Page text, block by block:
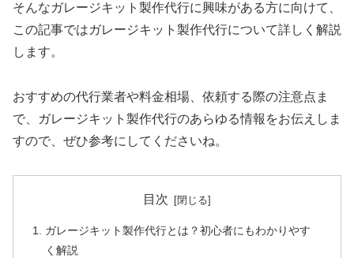
そんなガレージキット製作代行に興味がある方に向けて、
この記事ではガレージキット製作代行について詳しく解説
します。
おすすめの代行業者や料金相場、依頼する際の注意点ま
で、ガレージキット製作代行のあらゆる情報をお伝えしま
すので、ぜひ参考にしてくださいね。
目次
ガレージキット製作代行とは？初心者にもわかりやす
く解説